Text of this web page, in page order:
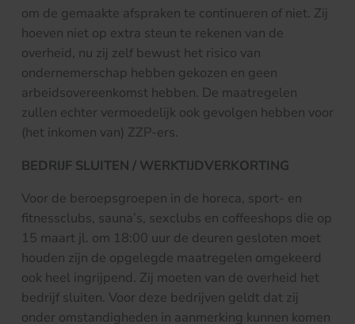
om de gemaakte afspraken te continueren of niet. Zij
hoeven niet op extra steun te rekenen van de
overheid, nu zij zelf bewust het risico van
ondernemerschap hebben gekozen en geen
arbeidsovereenkomst hebben. De maatregelen
zullen echter vermoedelijk ook gevolgen hebben voor
(het inkomen van) ZZP-ers.
BEDRIJF SLUITEN / WERKTIJDVERKORTING
Voor de beroepsgroepen in de horeca, sport- en
fitnessclubs, sauna’s, sexclubs en coffeeshops die op
15 maart jl. om 18:00 uur de deuren gesloten moet
houden zijn de opgelegde maatregelen omgekeerd
ook heel ingrijpend. Zij moeten van de overheid het
bedrijf sluiten. Voor deze bedrijven geldt dat zij
onder omstandigheden in aanmerking kunnen komen